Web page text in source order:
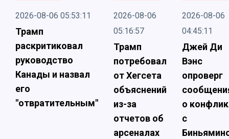
2026-08-06 05:53:11
Трамп
раскритиковал
руководство
Канады и назвал
его
"отвратительным"
2026-08-06
05:16:57
Трамп
потребовал
от Хегсета
объяснений
из-за
отчетов об
арсеналах
2026-08-06
04:45:11
Джей Ди
Вэнс
опроверг
о
с